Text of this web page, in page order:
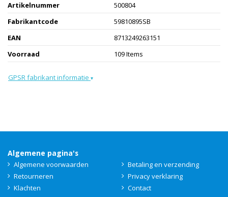
Artikelnummer
500804
Fabrikantcode
59810895SB
EAN
8713249263151
Voorraad
109 Items
GPSR fabrikant informatie ▾
Algemene pagina's
Algemene voorwaarden
Betaling en verzending
Retourneren
Privacy verklaring
Klachten
Contact